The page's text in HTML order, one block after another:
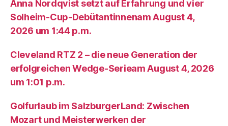
Anna Nordqvist setzt auf Erfahrung und vier
Solheim-Cup-Debütantinnenam August 4,
2026 um 1:44 p.m.
Cleveland RTZ 2 – die neue Generation der
erfolgreichen Wedge-Serieam August 4, 2026
um 1:01 p.m.
Golfurlaub im SalzburgerLand: Zwischen
Mozart und Meisterwerken der